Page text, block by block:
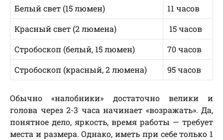
Белый свет (15 люмен)
11 часов
Красный свет (2 люмена)
15 часов
Стробоскоп (белый, 15 люмен)
70 часов
Стробоскоп (красный, 2 люмена)
95 часов
Обычно «налобники» достаточно велики и
голова через 2-3 часа начинает «возражать». Да,
понятное дело, яркость, время работы — требует
места и размера. Однако, иметь при себе только 1